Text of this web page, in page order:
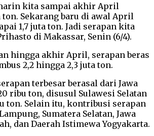
kita sampai akhir April
ton. Sekarang baru di awal April
1,7 juta ton. Jadi serapan kita
di Makassar, Senin (6/4).
hingga akhir April, serapan beras
2,2 hingga 2,3 juta ton.
terbesar berasal dari Jawa
ribu ton, disusul Sulawesi Selatan
ton. Selain itu, kontribusi serapan
Sumatera Selatan, Jawa
dan Daerah Istimewa Yogyakarta.